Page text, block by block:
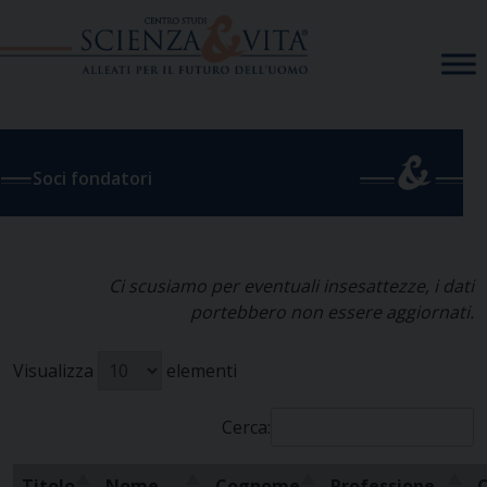
Soci fondatori
Ci scusiamo per eventuali insesattezze, i dati
portebbero non essere aggiornati.
Visualizza elementi
Cerca: